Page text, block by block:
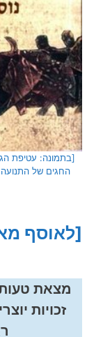
[בתמונה: עטיפת
החגים של התנועה
[לאוסף
מצאת
זכויות